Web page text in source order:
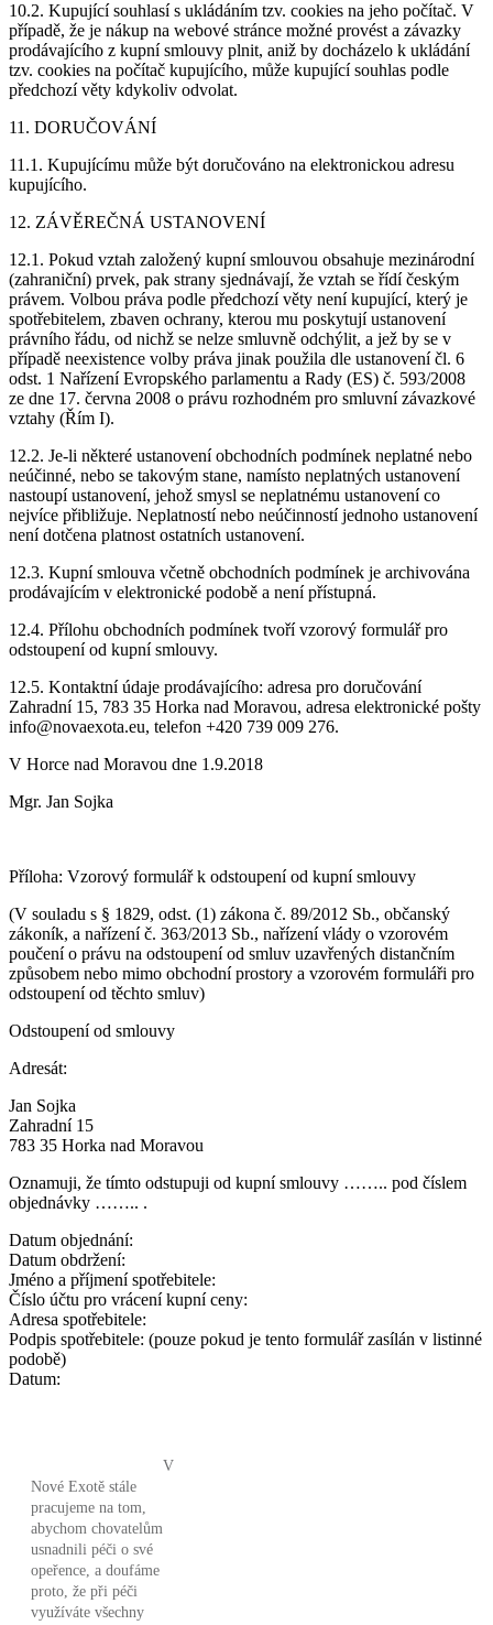
10.2. Kupující souhlasí s ukládáním tzv. cookies na jeho počítač. V
případě, že je nákup na webové stránce možné provést a závazky
prodávajícího z kupní smlouvy plnit, aniž by docházelo k ukládání
tzv. cookies na počítač kupujícího, může kupující souhlas podle
předchozí věty kdykoliv odvolat.
11. DORUČOVÁNÍ
11.1. Kupujícímu může být doručováno na elektronickou adresu
kupujícího.
12. ZÁVĚREČNÁ USTANOVENÍ
12.1. Pokud vztah založený kupní smlouvou obsahuje mezinárodní
(zahraniční) prvek, pak strany sjednávají, že vztah se řídí českým
právem. Volbou práva podle předchozí věty není kupující, který je
spotřebitelem, zbaven ochrany, kterou mu poskytují ustanovení
právního řádu, od nichž se nelze smluvně odchýlit, a jež by se v
případě neexistence volby práva jinak použila dle ustanovení čl. 6
odst. 1 Nařízení Evropského parlamentu a Rady (ES) č. 593/2008
ze dne 17. června 2008 o právu rozhodném pro smluvní závazkové
vztahy (Řím I).
12.2. Je-li některé ustanovení obchodních podmínek neplatné nebo
neúčinné, nebo se takovým stane, namísto neplatných ustanovení
nastoupí ustanovení, jehož smysl se neplatnému ustanovení co
nejvíce přibližuje. Neplatností nebo neúčinností jednoho ustanovení
není dotčena platnost ostatních ustanovení.
12.3. Kupní smlouva včetně obchodních podmínek je archivována
prodávajícím v elektronické podobě a není přístupná.
12.4. Přílohu obchodních podmínek tvoří vzorový formulář pro
odstoupení od kupní smlouvy.
12.5. Kontaktní údaje prodávajícího: adresa pro doručování
Zahradní 15, 783 35 Horka nad Moravou, adresa elektronické pošty
info@novaexota.eu, telefon +420 739 009 276.
V Horce nad Moravou dne 1.9.2018
Mgr. Jan Sojka
Příloha: Vzorový formulář k odstoupení od kupní smlouvy
(V souladu s § 1829, odst. (1) zákona č. 89/2012 Sb., občanský
zákoník, a nařízení č. 363/2013 Sb., nařízení vlády o vzorovém
poučení o právu na odstoupení od smluv uzavřených distančním
způsobem nebo mimo obchodní prostory a vzorovém formuláři pro
odstoupení od těchto smluv)
Odstoupení od smlouvy
Adresát:
Jan Sojka
Zahradní 15
783 35 Horka nad Moravou
Oznamuji, že tímto odstupuji od kupní smlouvy …….. pod číslem
objednávky …….. .
Datum objednání:
Datum obdržení:
Jméno a příjmení spotřebitele:
Číslo účtu pro vrácení kupní ceny:
Adresa spotřebitele:
Podpis spotřebitele: (pouze pokud je tento formulář zasílán v listinné
podobě)
Datum:
V
Nové Exotě stále
pracujeme na tom,
abychom chovatelům
usnadnili péči o své
opeřence, a doufáme
proto, že při péči
využíváte všechny